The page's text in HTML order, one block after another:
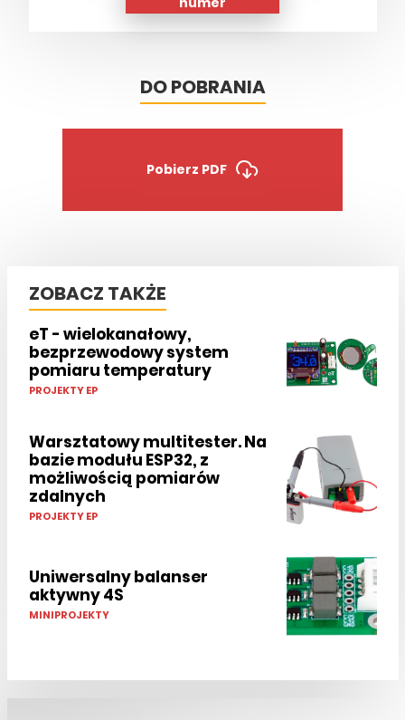
DO POBRANIA
Pobierz PDF
ZOBACZ TAKŻE
eT - wielokanałowy,
bezprzewodowy system
pomiaru temperatury
PROJEKTY EP
Warsztatowy multitester. Na
bazie modułu ESP32, z
możliwością pomiarów
zdalnych
PROJEKTY EP
Uniwersalny balanser
aktywny 4S
MINIPROJEKTY